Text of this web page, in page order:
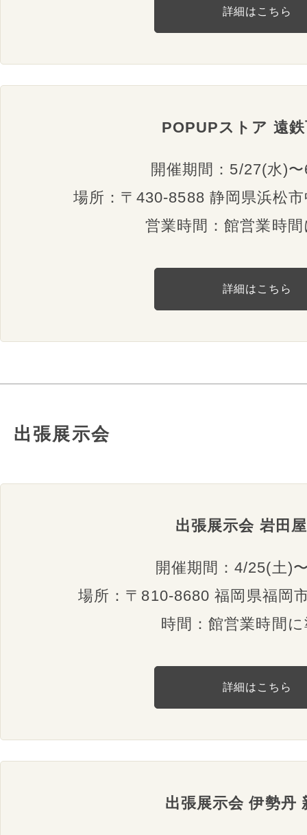
詳細はこちら
POPUPストア 遠
開催期間：5/27(水)
場所：〒430-8588 静岡県浜松
営業時間：館営業時
詳細はこちら
出張展示会
出張展示会 岩田
開催期間：4/25(土)
場所：〒810-8680 福岡県福岡
時間：館営業時間
詳細はこちら
出張展示会 伊勢丹